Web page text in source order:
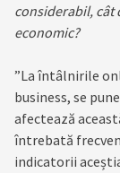
considerabil, cât
economic?
”La întâlnirile
business, se
afectează
întrebată
indicatorii